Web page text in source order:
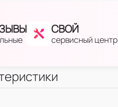
СВОЙ
сервисный центр